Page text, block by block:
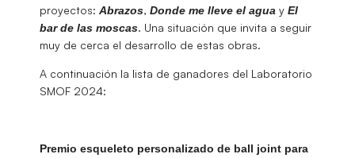
proyectos: Abrazos, Donde me lleve el agua y El
bar de las moscas. Una situación que invita a seguir
muy de cerca el desarrollo de estas obras.
A continuación la lista de ganadores del Laboratorio
SMOF 2024:
Premio esqueleto personalizado de ball joint para